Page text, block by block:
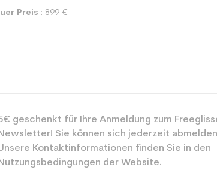
Preis : 899 €
geschenkt für Ihre Anmeldung zum
Sie können sich jederzeit
Kontaktinformationen finden Sie in den
der Website.